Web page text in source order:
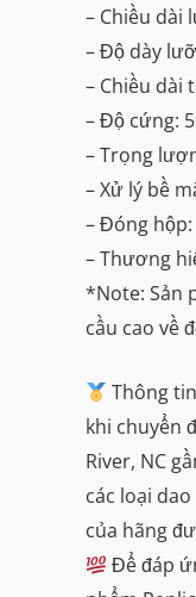
– Chiều dài
– Độ dày
– Chiều dài
– Độ cứng:
– Trọng
– Xử lý bề
– Đóng
– Thương
*Note: Sản
cầu cao về
Thông
khi chuyển
River, NC
các loại
của hãng
Để đáp